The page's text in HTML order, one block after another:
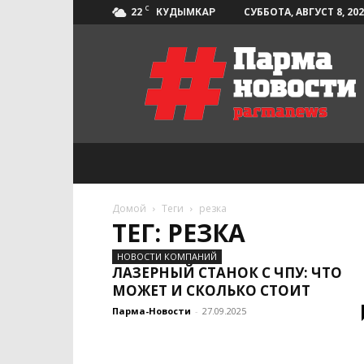
22 C КУДЫМКАР СУББОТА, АВГУСТ 8,
Парма-
Новости
Домой Теги резка
ТЕГ: РЕЗКА
НОВОСТИ КОМПАНИЙ
ЛАЗЕРНЫЙ СТАНОК С ЧПУ: ЧТО
МОЖЕТ И СКОЛЬКО СТОИТ
Парма-Новости - 27.09.2025